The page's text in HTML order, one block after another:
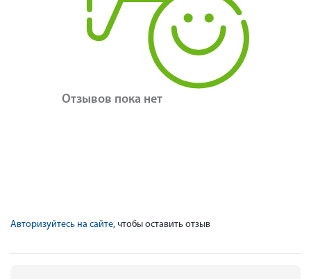
Отзывов пока нет
Авторизуйтесь на сайте, чтобы оставить отзыв